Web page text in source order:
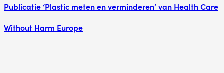
Publicatie ‘Plastic meten en verminderen’ van Health Care
Without Harm Europe